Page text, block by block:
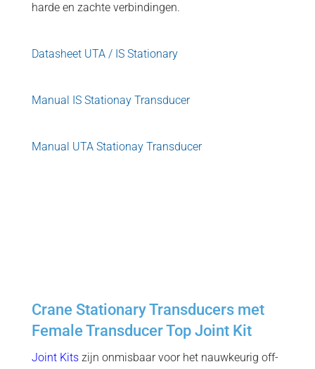
harde en zachte verbindingen.
Datasheet UTA / IS Stationary
Manual IS Stationay Transducer
Manual UTA Stationay Transducer
Crane Stationary Transducers met
Female Transducer Top Joint Kit
Joint Kitszijn onmisbaar voor het nauwkeurig off-